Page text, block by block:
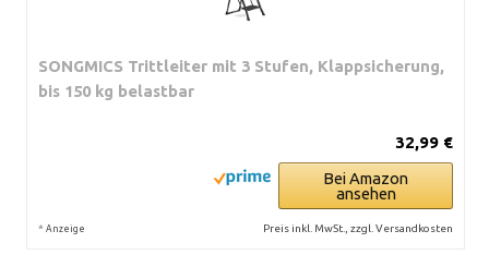
SONGMICS Trittleiter mit 3 Stufen, Klappsicherung,
bis 150 kg belastbar
32,99 €
Bei Amazon
ansehen
* Anzeige Preis inkl. MwSt., zzgl. Versandkosten